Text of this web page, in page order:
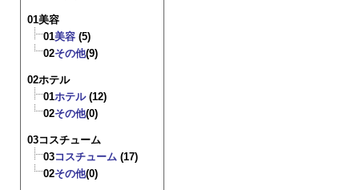
01美容
01美容 (5)
02その他(9)
02ホテル
01ホテル(12)
02その他(0)
03コスチューム
03コスチューム (17)
02その他(0)